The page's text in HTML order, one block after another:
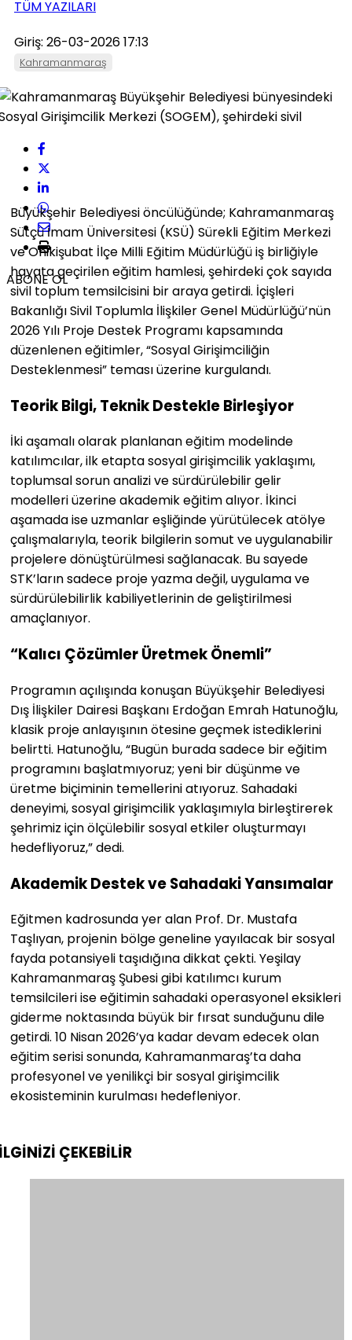
TÜM YAZILARI
Giriş: 26-03-2026 17:13
Kahramanmaraş
ABONE OL
Büyükşehir Belediyesi öncülüğünde; Kahramanmaraş
Sütçü İmam Üniversitesi (KSÜ) Sürekli Eğitim Merkezi
ve Onikişubat İlçe Milli Eğitim Müdürlüğü iş birliğiyle
hayata geçirilen eğitim hamlesi, şehirdeki çok sayıda
sivil toplum temsilcisini bir araya getirdi. İçişleri
Bakanlığı Sivil Toplumla İlişkiler Genel Müdürlüğü’nün
2026 Yılı Proje Destek Programı kapsamında
düzenlenen eğitimler, “Sosyal Girişimciliğin
Desteklenmesi” teması üzerine kurgulandı.
Teorik Bilgi, Teknik Destekle Birleşiyor
İki aşamalı olarak planlanan eğitim modelinde
katılımcılar, ilk etapta sosyal girişimcilik yaklaşımı,
toplumsal sorun analizi ve sürdürülebilir gelir
modelleri üzerine akademik eğitim alıyor. İkinci
aşamada ise uzmanlar eşliğinde yürütülecek atölye
çalışmalarıyla, teorik bilgilerin somut ve uygulanabilir
projelere dönüştürülmesi sağlanacak. Bu sayede
STK’ların sadece proje yazma değil, uygulama ve
sürdürülebilirlik kabiliyetlerinin de geliştirilmesi
amaçlanıyor.
“Kalıcı Çözümler Üretmek Önemli”
Programın açılışında konuşan Büyükşehir Belediyesi
Dış İlişkiler Dairesi Başkanı Erdoğan Emrah Hatunoğlu,
klasik proje anlayışının ötesine geçmek istediklerini
belirtti. Hatunoğlu, “Bugün burada sadece bir eğitim
programını başlatmıyoruz; yeni bir düşünme ve
üretme biçiminin temellerini atıyoruz. Sahadaki
deneyimi, sosyal girişimcilik yaklaşımıyla birleştirerek
şehrimiz için ölçülebilir sosyal etkiler oluşturmayı
hedefliyoruz,” dedi.
Akademik Destek ve Sahadaki Yansımalar
Eğitmen kadrosunda yer alan Prof. Dr. Mustafa
Taşlıyan, projenin bölge geneline yayılacak bir sosyal
fayda potansiyeli taşıdığına dikkat çekti. Yeşilay
Kahramanmaraş Şubesi gibi katılımcı kurum
temsilcileri ise eğitimin sahadaki operasyonel eksikleri
giderme noktasında büyük bir fırsat sunduğunu dile
getirdi. 10 Nisan 2026’ya kadar devam edecek olan
eğitim serisi sonunda, Kahramanmaraş’ta daha
profesyonel ve yenilikçi bir sosyal girişimcilik
ekosisteminin kurulması hedefleniyor.
ÇEKEBİLİR